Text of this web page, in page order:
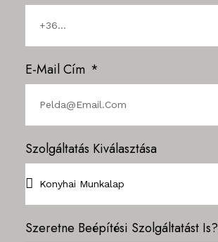
E-Mail Cím
Szolgáltatás Kiválasztása
Szeretne Beépítési Szolgáltatást Is?